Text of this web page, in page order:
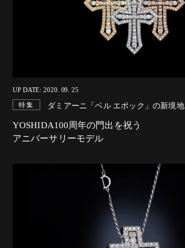
UP DATE: 2020. 09. 25
特集 ダミアーニ「ベル エポック」の新境地
YOSHIDA100周年の門出を祝う
アニバーサリーモデル